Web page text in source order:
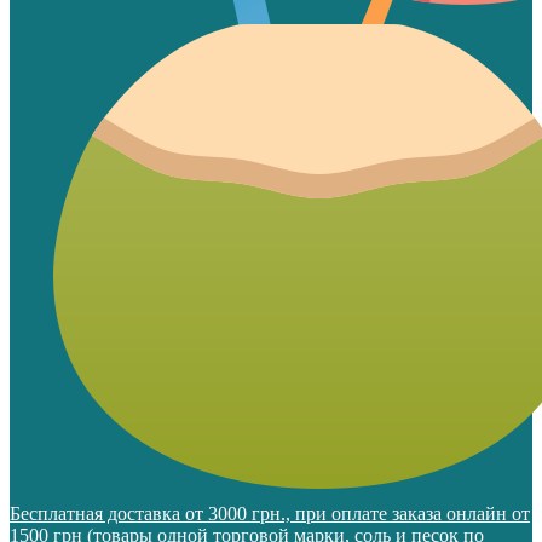
Бесплатная доставка от 3000 грн., при оплате заказа онлайн от
1500 грн (товары одной торговой марки, соль и песок по